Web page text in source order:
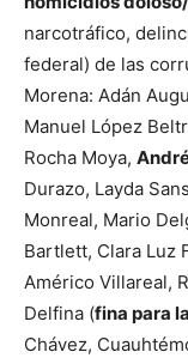
narcotráfico,
federal) de las
Morena: Adán
Manuel López
Rocha Moya,
Durazo, Layda
Monreal, Mario
Bartlett, Clara Luz
Américo Villareal,
Delfina (fina para
Chávez,